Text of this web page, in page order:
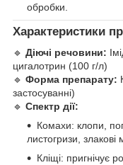
обробки.
Характеристики
🔹 Діючі речовини:
цигалотрин (100 г/л)
🔹 Форма препарату:
застосуванні)
🔹 Спектр дії:
Комахи: клопи,
листогризи, злакові
Кліщі: пригнічує